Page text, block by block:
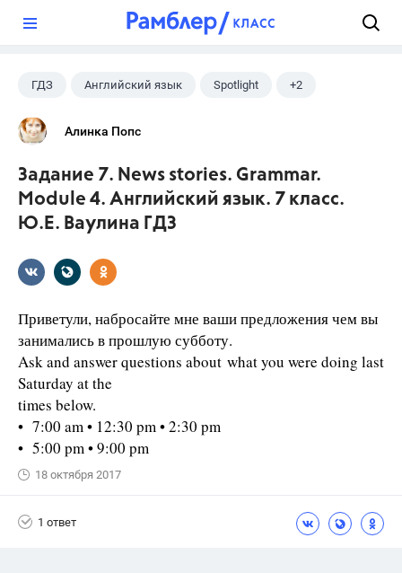
ГДЗ Английский язык Spotlight +2
Ваулина Ю.Е.
Алинка Попс
Задание 7. News stories. Grammar.
Module 4. Английский язык. 7 класс.
Ю.Е. Ваулина ГДЗ
Приветули, набросайте мне ваши предложения чем вы
занимались в прошлую субботу.
Ask and answer questions about what you were doing last
Saturday at the
times below.
• 7:00 am • 12:30 pm • 2:30 pm
• 5:00 pm • 9:00 pm
18 октября 2017
1 ответ